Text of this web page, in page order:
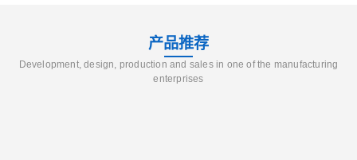
产品推荐
Development, design, production and sales in one of the manufacturing
enterprises